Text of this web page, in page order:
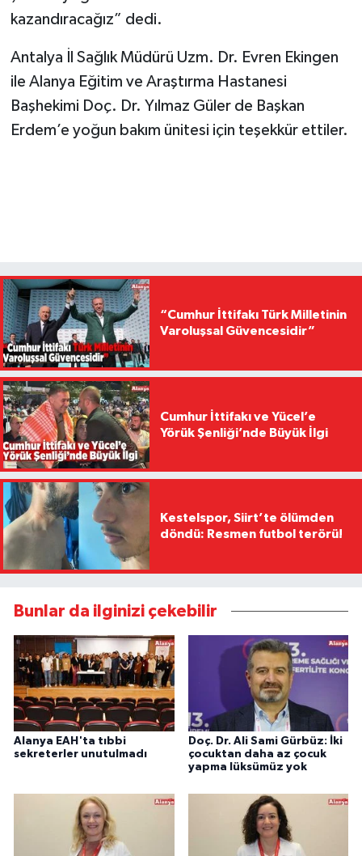
kazandıracağız” dedi.
Antalya İl Sağlık Müdürü Uzm. Dr. Evren Ekingen
ile Alanya Eğitim ve Araştırma Hastanesi
Başhekimi Doç. Dr. Yılmaz Güler de Başkan
Erdem’e yoğun bakım ünitesi için teşekkür ettiler.
“Cumhur İttifakı Türk Milletinin
Varoluşsal Güvencesidir”
Cumhur İttifakı ve Yücel’e
Yörük Şenliği’nde Büyük İlgi
Kestelspor, Siirt’te ölümden
döndü: Resmen futbol terörü!
Bunlar da ilginizi çekebilir
Alanya EAH'ta tıbbi
sekreterler unutulmadı
Doç. Dr. Ali Sami Gürbüz: İki
çocuktan daha az çocuk
yapma lüksümüz yok